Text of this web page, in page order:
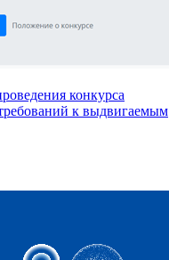
конкурса
к выдвигаемым